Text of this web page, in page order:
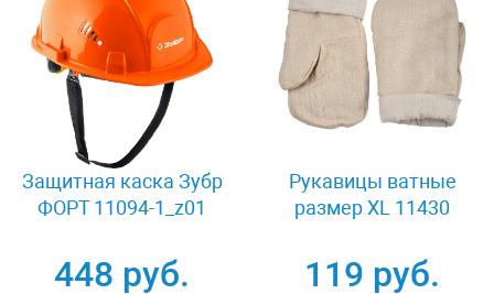
Защитная каска Зубр
ФОРТ 11094-1_z01
448 руб.
Рукавицы ватные
размер XL 11430
119 руб.